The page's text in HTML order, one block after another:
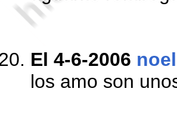
El 4-6-2006
los amo son